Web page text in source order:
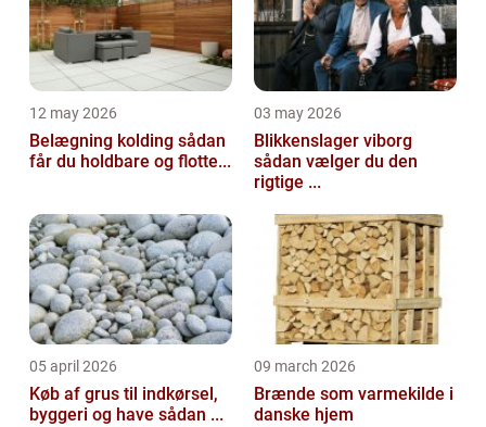
12 may 2026
Belægning kolding sådan
får du holdbare og flotte...
03 may 2026
Blikkenslager viborg
sådan vælger du den
rigtige ...
05 april 2026
Køb af grus til indkørsel,
byggeri og have sådan ...
09 march 2026
Brænde som varmekilde i
danske hjem